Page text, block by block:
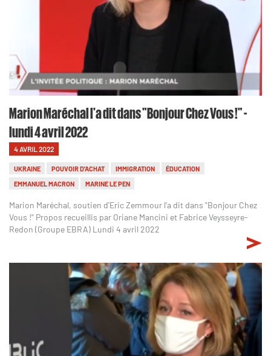
Marion Maréchal l'a dit dans "Bonjour Chez Vous !" -
lundi 4 avril 2022
4 AVRIL 2022
UKRAINE POUVOIR D'ACHAT IMMIGRATION
ÉDUCATION
EMMANUEL MACRON
MARINE LE PEN
Marion Maréchal, soutien d'Eric Zemmour l'a dit dans "Bonjour Chez
Vous !" Propos recueillis par Oriane Mancini et Fabrice Veysseyre-
Redon (Groupe EBRA) Lundi 4 avril 2022